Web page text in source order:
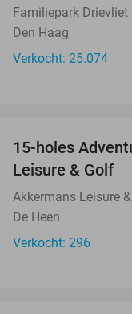
Familiepark Drievliet
Den Haag
Verkocht: 25.074
15-holes
Leisure & Golf
Akkermans Leisure
De Heen
Verkocht: 296